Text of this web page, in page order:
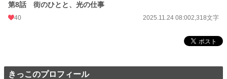
第8話 街のひとと、光の仕事
40 2025.11.24 08:002,318文字
きっこのプロフィール